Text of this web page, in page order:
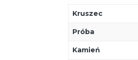
Kruszec
Próba
Kamień